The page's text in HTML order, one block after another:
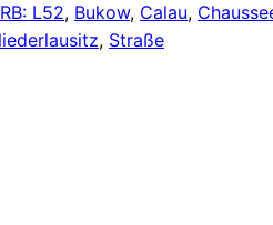
L52, Bukow, Calau,
, Straße